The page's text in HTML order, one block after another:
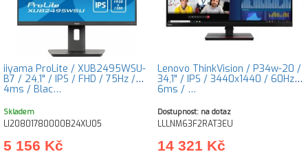
iiyama ProLite / XUB2495WSU-
B7 / 24,1" / IPS / FHD / 75Hz /
4ms / Blac…
Skladem
LI20801780000B24XU05
5 156 Kč
Lenovo ThinkVision / P34w-20 /
34,1" / IPS / 3440x1440 / 60Hz /
6ms / …
Dostupnost: na dotaz
LLLNM63F2RAT3EU
14 321 Kč